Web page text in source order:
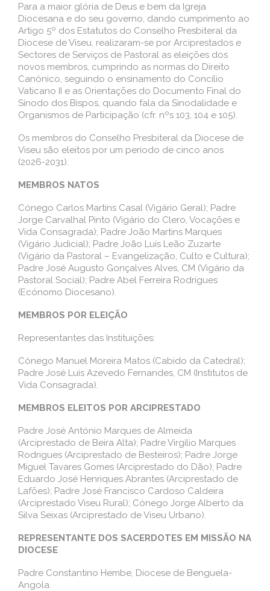
Para a maior glória de Deus e bem da Igreja
Diocesana e do seu governo, dando cumprimento ao
Artigo 5º dos Estatutos do Conselho Presbiteral da
Diocese de Viseu, realizaram-se por Arciprestados e
Sectores de Serviços de Pastoral as eleições dos
novos membros, cumprindo as normas do Direito
Canónico, seguindo o ensinamento do Concílio
Vaticano II e as Orientações do Documento Final do
Sínodo dos Bispos, quando fala da Sinodalidade e
Organismos de Participação (cfr. nºs 103, 104 e 105).
Os membros do Conselho Presbiteral da Diocese de
Viseu são eleitos por um período de cinco anos
(2026-2031).
MEMBROS NATOS
Cónego Carlos Martins Casal (Vigário Geral); Padre
Jorge Carvalhal Pinto (Vigário do Clero, Vocações e
Vida Consagrada); Padre João Martins Marques
(Vigário Judicial); Padre João Luís Leão Zuzarte
(Vigário da Pastoral – Evangelização, Culto e Cultura);
Padre José Augusto Gonçalves Alves, CM (Vigário da
Pastoral Social); Padre Abel Ferreira Rodrigues
(Ecónomo Diocesano).
MEMBROS POR ELEIÇÃO
Representantes das Instituições:
Cónego Manuel Moreira Matos (Cabido da Catedral);
Padre José Luís Azevedo Fernandes, CM (Institutos de
Vida Consagrada).
MEMBROS ELEITOS POR ARCIPRESTADO
Padre José António Marques de Almeida
(Arciprestado de Beira Alta); Padre Virgílio Marques
Rodrigues (Arciprestado de Besteiros); Padre Jorge
Miguel Tavares Gomes (Arciprestado do Dão); Padre
Eduardo José Henriques Abrantes (Arciprestado de
Lafões); Padre José Francisco Cardoso Caldeira
(Arciprestado Viseu Rural); Cónego Jorge Alberto da
Silva Seixas (Arciprestado de Viseu Urbano).
REPRESENTANTE DOS SACERDOTES EM MISSÃO NA
DIOCESE
Padre Constantino Hembe, Diocese de Benguela-
Angola.